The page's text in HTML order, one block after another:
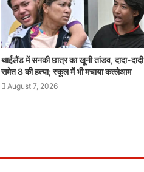
थाईलैंड में सनकी छात्र का खूनी तांडव, दादा-दादी
समेत 8 की हत्या; स्कूल में भी मचाया कत्लेआम
August 7, 2026